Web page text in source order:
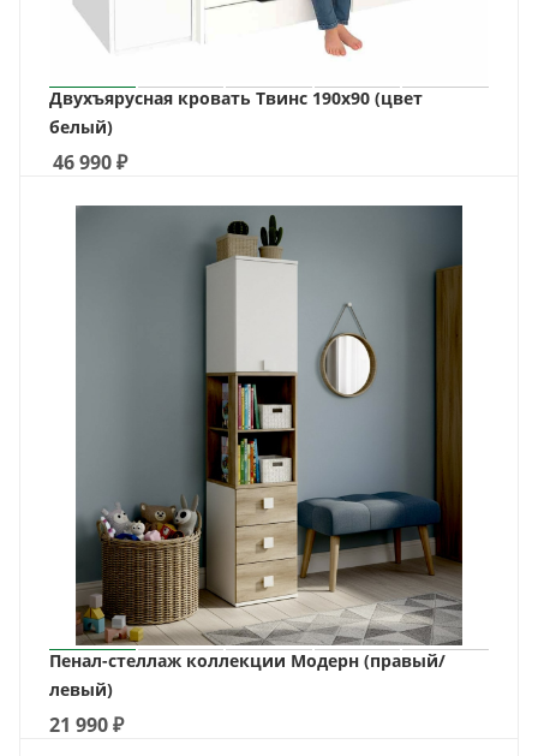
Двухъярусная кровать Твинс 190х90 (цвет
белый)
46 990₽
Пенал-стеллаж коллекции Модерн (правый/
левый)
21 990₽